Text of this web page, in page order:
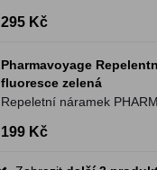
295 Kč
Pharmavoyage
fluoresce zelená
Repeletní náramek
proti bodavému hmyzu
199 Kč